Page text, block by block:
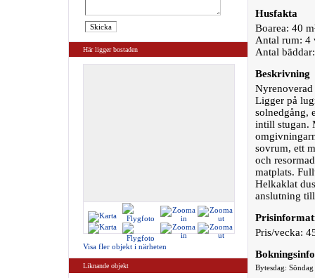
Här ligger bostaden
Visa fler objekt i närheten
Liknande objekt
Husfakta
Boarea: 40
Antal rum: 4
Antal
Beskrivning
Ligger på
solnedgång,
intill stugan.
sovrum, ett
och
matplats.
Helkaklat
anslutning
Pris/vecka:
Bytesdag: Söndag